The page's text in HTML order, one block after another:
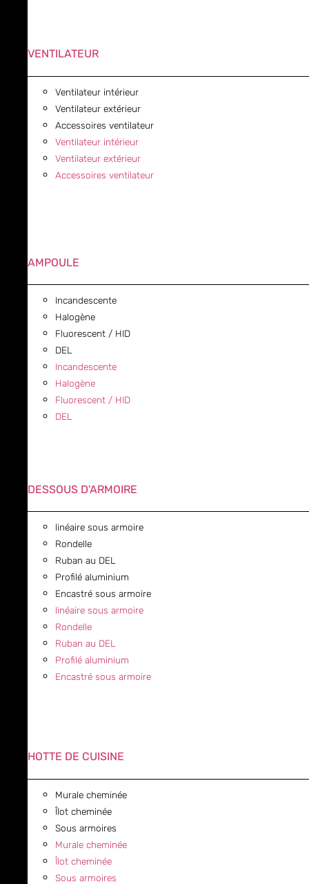
VENTILATEUR
Ventilateur intérieur
Ventilateur extérieur
Accessoires ventilateur
Ventilateur intérieur
Ventilateur extérieur
Accessoires ventilateur
AMPOULE
Incandescente
Halogène
Fluorescent / HID
DEL
Incandescente
Halogène
Fluorescent / HID
DEL
DESSOUS D'ARMOIRE
linéaire sous armoire
Rondelle
Ruban au DEL
Profilé aluminium
Encastré sous armoire
linéaire sous armoire
Rondelle
Ruban au DEL
Profilé aluminium
Encastré sous armoire
HOTTE DE CUISINE
Murale cheminée
Îlot cheminée
Sous armoires
Murale cheminée
Îlot cheminée
Sous armoires